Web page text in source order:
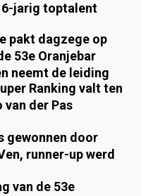
jarig toptalent
pakt dagzege op
53e Oranjebar
neemt de leiding
Ranking valt ten
van der Pas
gewonnen door
runner-up werd
van de 53e